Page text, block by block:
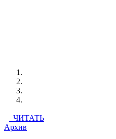
ЧИТАТЬ
Архив